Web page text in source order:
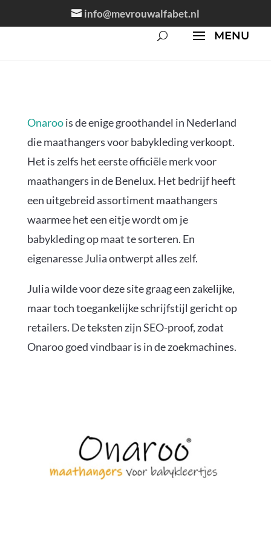
info@mevrouwalfabet.nl
Onaroois de enige groothandel in Nederland
die maathangers voor babykleding verkoopt.
Het is zelfs het eerste officiële merk voor
maathangers in de Benelux. Het bedrijf heeft
een uitgebreid assortiment maathangers
waarmee het een eitje wordt om je
babykleding op maat te sorteren. En
eigenaresse Julia ontwerpt alles zelf.
Julia wilde voor deze site graag een zakelijke,
maar toch toegankelijke schrijfstijl gericht op
retailers. De teksten zijn SEO-proof, zodat
Onaroo goed vindbaar is in de zoekmachines.